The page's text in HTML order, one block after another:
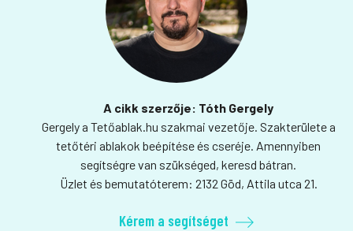
A cikk szerzője: Tóth Gergely
Gergely a Tetőablak.hu szakmai vezetője. Szakterülete a
tetőtéri ablakok beépítése és cseréje. Amennyiben
segítségre van szükséged, keresd bátran.
Üzlet és bemutatóterem: 2132 Göd, Attila utca 21.
Kérem a segítséget